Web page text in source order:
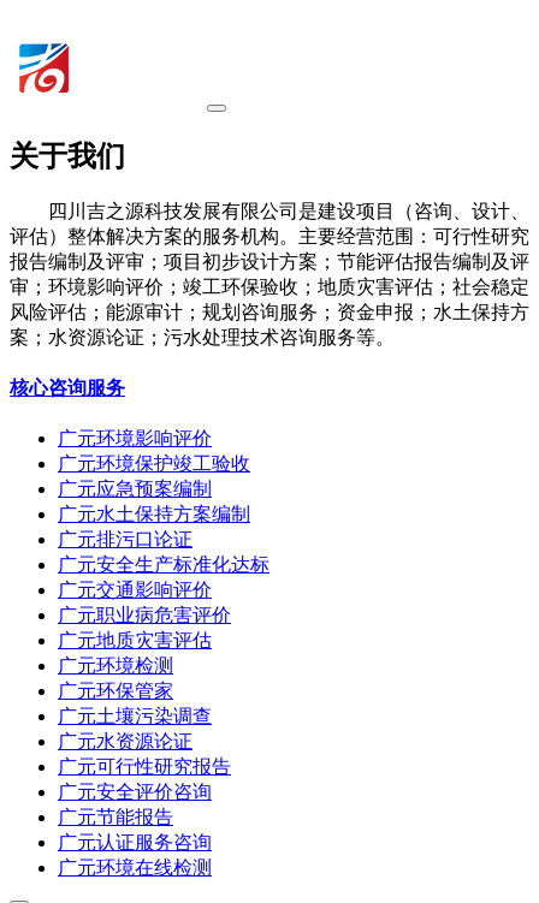
关于我们
四川吉之源科技发展有限公司是建设项目（咨询、设计、
评估）整体解决方案的服务机构。主要经营范围：可行性研究
报告编制及评审；项目初步设计方案；节能评估报告编制及评
审；环境影响评价；竣工环保验收；地质灾害评估；社会稳定
风险评估；能源审计；规划咨询服务；资金申报；水土保持方
案；水资源论证；污水处理技术咨询服务等。
核心咨询服务
广元环境影响评价
广元环境保护竣工验收
广元应急预案编制
广元水土保持方案编制
广元排污口论证
广元安全生产标准化达标
广元交通影响评价
广元职业病危害评价
广元地质灾害评估
广元环境检测
广元环保管家
广元土壤污染调查
广元水资源论证
广元可行性研究报告
广元安全评价咨询
广元节能报告
广元认证服务咨询
广元环境在线检测